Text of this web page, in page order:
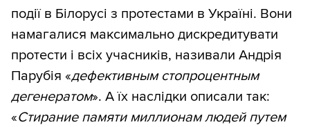
події в Білорусі з протестами в Україні. Вони
намагалися максимально дискредитувати
протести і всіх учасників, називали Андрія
Парубія «дефективным стопроцентным
дегенератом». А їх наслідки описали так:
«Стирание памяти миллионам людей путем